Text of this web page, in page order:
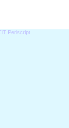
Perlscript